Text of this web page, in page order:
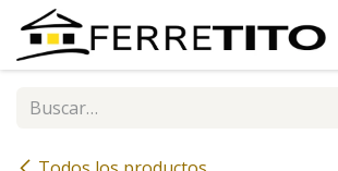
Ir al contenido